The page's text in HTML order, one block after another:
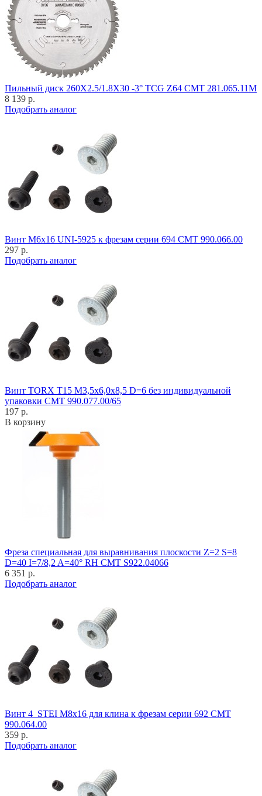
Пильный диск 260X2.5/1.8X30 -3° TCG Z64 CMT 281.065.11M
8 139 р.
Подобрать аналог
Винт M6x16 UNI-5925 к фрезам серии 694 CMT 990.066.00
297 р.
Подобрать аналог
Винт TORX T15 M3,5x6,0x8,5 D=6 без индивидуальной
упаковки CMT 990.077.00/65
197 р.
В корзину
Фреза специальная для выравнивания плоскости Z=2 S=8
D=40 I=7/8,2 A=40° RH CMT S922.04066
6 351 р.
Подобрать аналог
Винт 4_STEI M8x16 для клина к фрезам серии 692 CMT
990.064.00
359 р.
Подобрать аналог